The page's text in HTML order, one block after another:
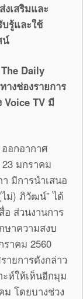
งเสริมและ
รู้และใช้
น์
Daily
างช่องรายการ
TV มี
อกอากาศ
23 มกราคม
มีการนำเสนอ
ไม่) ภิวัฒน์” ได้
ส่วนงานการ
ษาความสงบ
าคม 2560
ายการดังกล่าว
ะห์ให้เห็นอีกมุม
โดยบางช่วง